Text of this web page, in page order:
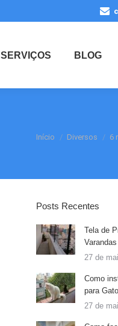
SERVIÇOS BLOG
Você está aqui:
Início Diversos 6
Posts Recentes
Tela de
27 de
Como
para
27 de